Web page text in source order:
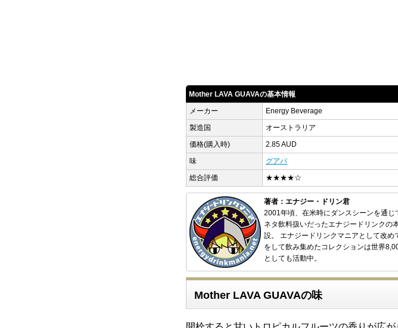
Mother LAVA GUAVAの基本情報
メーカー
Energy Beverage
製造国
オーストラリア
価格(購入時)
2.85 AUD
味
グアバ
総合評価
★★★★☆
著者：エナジー・ドリン君
2001年頃、在米時にダンスシーンを通
ネタ飲料扱いだったエナジードリンクの
設。 エナジードリンクマニアとして改
をして飲み集めたコレクションは世界
としても活動中。
Mother LAVA GUAVAの味